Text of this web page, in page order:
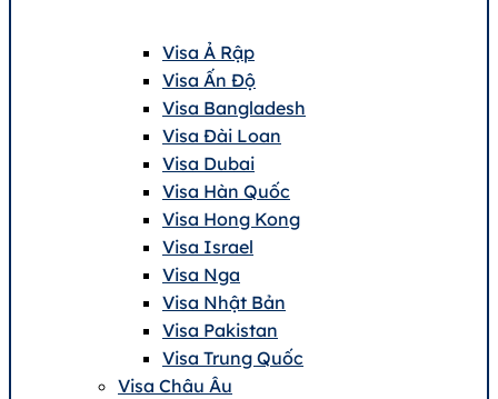
Visa Ả Rập
Visa Ấn Độ
Visa Bangladesh
Visa Đài Loan
Visa Dubai
Visa Hàn Quốc
Visa Hong Kong
Visa Israel
Visa Nga
Visa Nhật Bản
Visa Pakistan
Visa Trung Quốc
Visa Châu Âu